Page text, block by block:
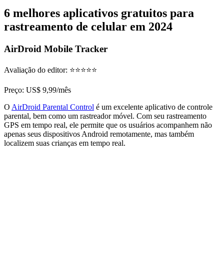
6 melhores aplicativos gratuitos para
rastreamento de celular em 2024
AirDroid Mobile Tracker
Avaliação do editor: ⭐⭐⭐⭐⭐
Preço: US$ 9,99/mês
O AirDroid Parental Control é um excelente aplicativo de controle
parental, bem como um rastreador móvel. Com seu rastreamento
GPS em tempo real, ele permite que os usuários acompanhem não
apenas seus dispositivos Android remotamente, mas também
localizem suas crianças em tempo real.